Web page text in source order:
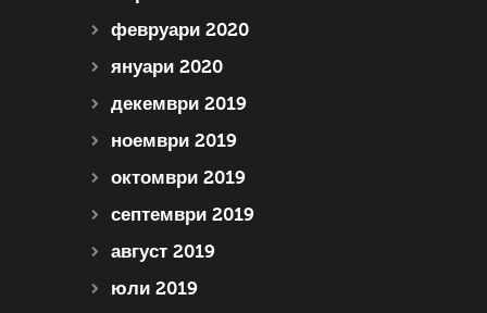
февруари 2020
януари 2020
декември 2019
ноември 2019
октомври 2019
септември 2019
август 2019
юли 2019